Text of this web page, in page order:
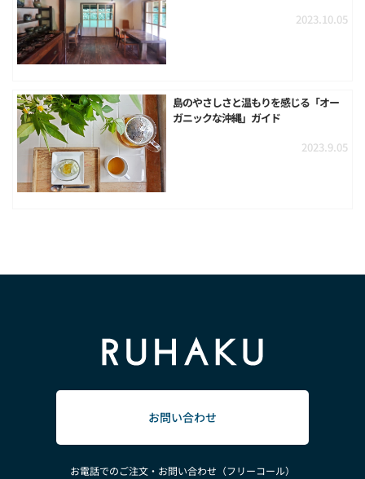
2023.10.05
島のやさしさと温もりを感じる「オー
ガニックな沖縄」ガイド
2023.9.05
お問い合わせ
お電話でのご注文・お問い合わせ（フリーコール）